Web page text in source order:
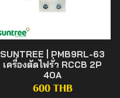
SUNTREE | PMB9RL-63
เครื่องตัดไฟรั่ว RCCB 2P
40A
600 THB